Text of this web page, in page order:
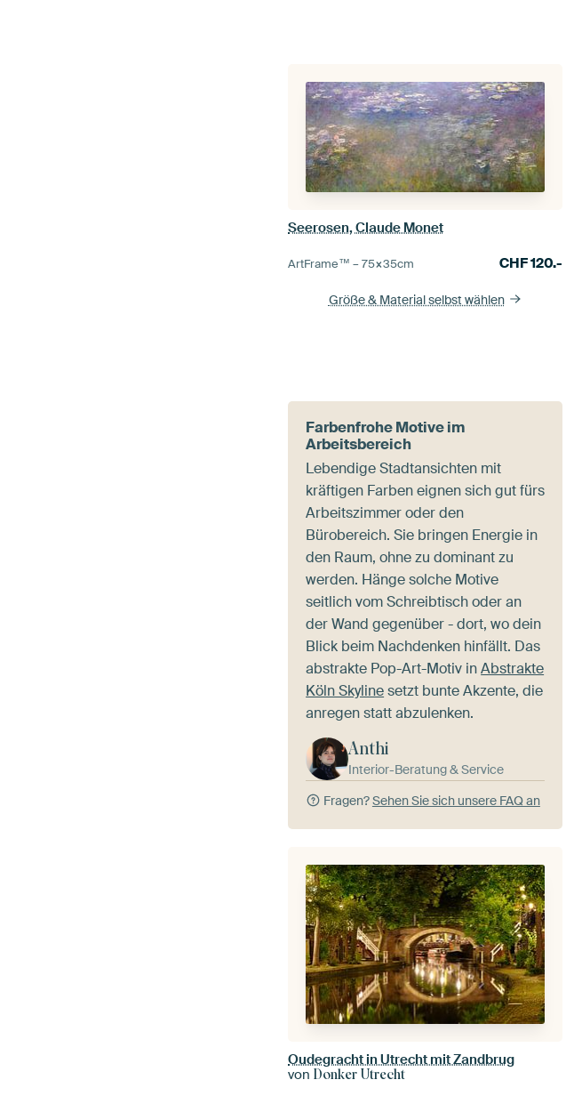
Seerosen, Claude Monet
ArtFrame™ –75×35cm CHF120.-
Größe & Material selbst wählen
Farbenfrohe Motive im
Arbeitsbereich
Lebendige Stadtansichten mit
kräftigen Farben eignen sich gut fürs
Arbeitszimmer oder den
Bürobereich. Sie bringen Energie in
den Raum, ohne zu dominant zu
werden. Hänge solche Motive
seitlich vom Schreibtisch oder an
der Wand gegenüber - dort, wo dein
Blick beim Nachdenken hinfällt. Das
abstrakte Pop-Art-Motiv inAbstrakte
Köln Skylinesetzt bunte Akzente, die
anregen statt abzulenken.
Anthi
Interior-Beratung & Service
Fragen?Sehen Sie sich unsere FAQ an
Oudegracht in Utrecht mit Zandbrug
vonDonker Utrecht